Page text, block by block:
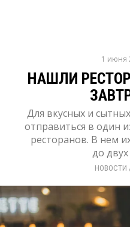
1 июня
НАШЛИ
Для вкусных и
отправиться в один
ресторанов. В нем
до
НОВОСТИ